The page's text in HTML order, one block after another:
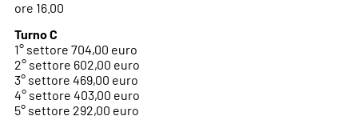
ore 16.00
Turno C
1° settore 704,00 euro
2° settore 602,00 euro
3° settore 469,00 euro
4° settore 403,00 euro
5° settore 292,00 euro